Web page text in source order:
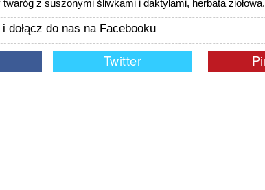
twaróg z suszonymi śliwkami i daktylami, herbata ziołowa.
do nas na Facebooku